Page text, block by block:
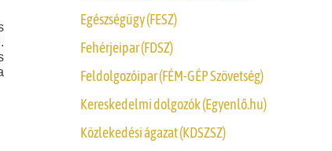
Egészségügy (FESZ)
Fehérjeipar (FDSZ)
Feldolgozóipar (FÉM-GÉP Szövetség)
Kereskedelmi dolgozók (Egyenlő.hu)
Közlekedési ágazat (KDSZSZ)